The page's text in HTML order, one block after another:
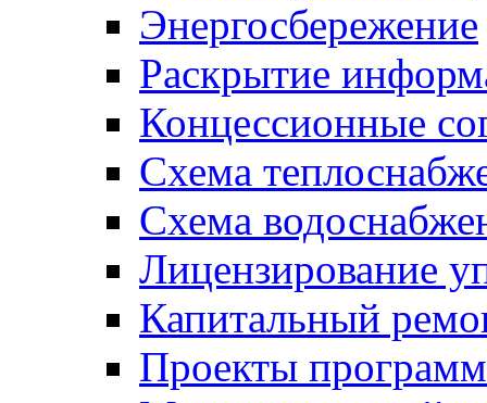
Энергосбережение
Раскрытие
Концессионные
Схема
Схема
Лицензирование
Капитальный
Проекты программ